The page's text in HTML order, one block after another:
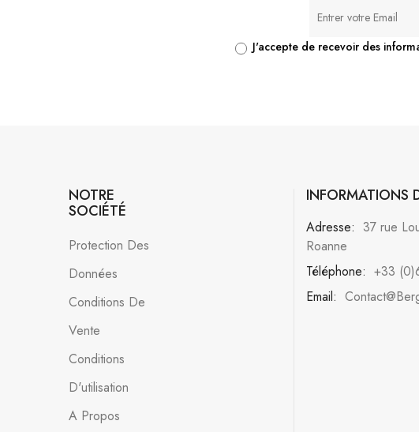
J'accepte de recevoir des
NOTRE
SOCIÉTÉ
Protection Des
Données
Conditions De
Vente
Conditions
D'utilisation
A Propos
INFORMATIONS
Adresse: 37 rue
Roanne
Téléphone: +33
Email: